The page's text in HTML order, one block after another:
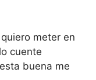
meter en
cuente
buena me